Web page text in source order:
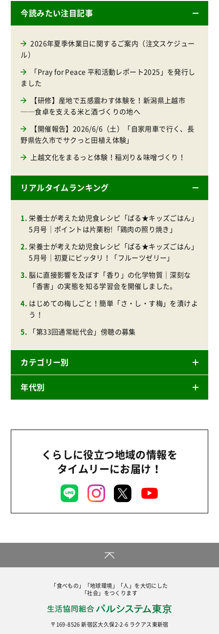
今読みたい注目記事
2026年夏季休業日に関するご案内（注文スケジュー
ル）
「Pray for Peace 平和活動レポート2025」を発行し
ました
【研修】産地で五感震わす体験を！新潟県上越市
──食卓を支える米と酒づくりの地へ
【開催報告】2026/6/6（土）「自家用車で行く、長
野県佐久市でサクっと田植え体験」
上越文化をまるっと体験！稲刈り＆味噌づくり！
リアルタイムランキング
栄養士が考えた幼児食レシピ「ぱる★キッズごはん」
5月号｜ポイントは片栗粉!「鶏肉の照り焼き」
栄養士が考えた幼児食レシピ「ぱる★キッズごはん」
5月号｜初夏にピッタリ！「フルーツゼリー」
脳に直接影響を及ぼす「香り」の化学物質｜深刻な
「香害」の実態を知る学習会を開催しました。
はじめての梅しごと！簡単「さ・し・す梅」を漬けよ
う！
「第33回通常総代会」傍聴の募集
カテゴリー別
ニュースリリース
組合員活動
平和と国際連帯
ぱる★キッズ
パルシステムでんき
年代別
2024年
2015年
2014年
くらしに役立つ地域の情報を
タイムリーにお届け！
「食べもの」「地球環境」「人」を大切にした
「社会」をつくります
〒169-8526 新宿区大久保2-2-6 ラクアス東新宿